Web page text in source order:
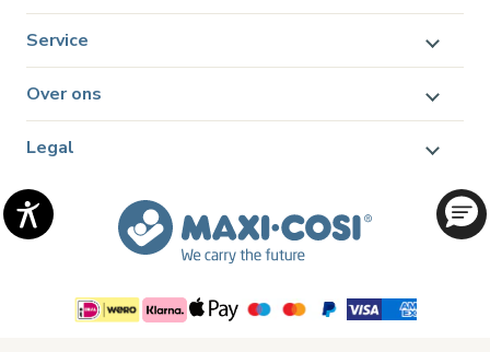
Service
Over ons
Legal